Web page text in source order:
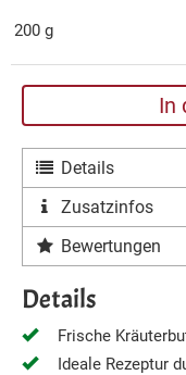
200 g
In
Details
Zusatzinfos
Bewertungen
Details
Frische
Ideale Rezeptur